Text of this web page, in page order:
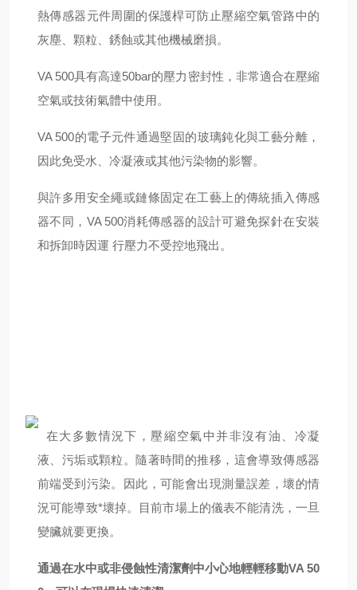
熱傳感器元件周圍的保護桿可防止壓縮空氣管路中的
灰塵、顆粒、銹蝕或其他機械磨損。
VA 500具有高達50bar的壓力密封性，非常適合在壓縮
空氣或技術氣體中使用。
VA 500的電子元件通過堅固的玻璃鈍化與工藝分離，
因此免受水、冷凝液或其他污染物的影響。
與許多用安全繩或鏈條固定在工藝上的傳統插入傳感
器不同，VA 500消耗傳感器的設計可避免探針在安裝
和拆卸時因運 行壓力不受控地飛出。
在大多數情況下，壓縮空氣中并非沒有油、冷凝
液、污垢或顆粒。隨著時間的推移，這會導致傳感器
前端受到污染。因此，可能會出現測量誤差，壞的情
況可能導致*壞掉。目前市場上的儀表不能清洗，一旦
變臟就要更換。
通過在水中或非侵蝕性清潔劑中小心地輕輕移動VA 50